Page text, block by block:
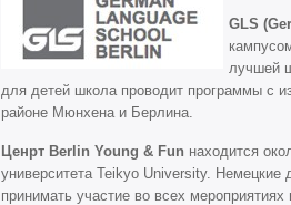
GLS
лучшей
для детей школа проводит программы с
районе Мюнхена и Берлина.
Ценрт Berlin Young & Fun находится
университета Teikyo University. Немецкие
принимать участие во всех